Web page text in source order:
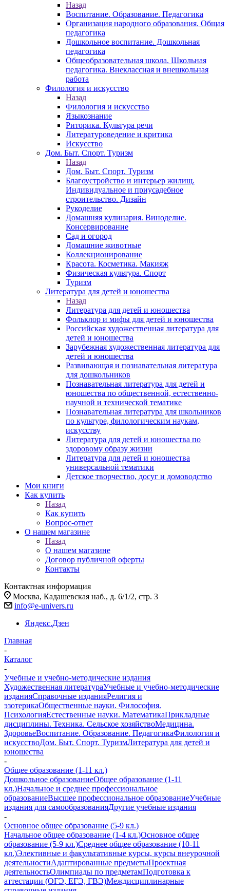
Назад
Воспитание. Образование. Педагогика
Организация народного образования. Общая
педагогика
Дошкольное воспитание. Дошкольная
педагогика
Общеобразовательная школа. Школьная
педагогика. Внеклассная и внешкольная
работа
Филология и искусство
Назад
Филология и искусство
Языкознание
Риторика. Культура речи
Литературоведение и критика
Искусство
Дом. Быт. Спорт. Туризм
Назад
Дом. Быт. Спорт. Туризм
Благоустройство и интерьер жилищ.
Индивидуальное и приусадебное
строительство. Дизайн
Рукоделие
Домашняя кулинария. Виноделие.
Консервирование
Сад и огород
Домашние животные
Коллекционирование
Красота. Косметика. Макияж
Физическая культура. Спорт
Туризм
Литература для детей и юношества
Назад
Литература для детей и юношества
Фольклор и мифы для детей и юношества
Российская художественная литература для
детей и юношества
Зарубежная художественная литература для
детей и юношества
Развивающая и познавательная литература
для дошкольников
Познавательная литература для детей и
юношества по общественной, естественно-
научной и технической тематике
Познавательная литература для школьников
по культуре, филологическим наукам,
искусству
Литература для детей и юношества по
здоровому образу жизни
Литература для детей и юношества
универсальной тематики
Детское творчество, досуг и домоводство
Мои книги
Как купить
Назад
Как купить
Вопрос-ответ
О нашем магазине
Назад
О нашем магазине
Договор публичной оферты
Контакты
Контактная информация
Москва, Кадашевская наб., д. 6/1/2, стр. 3
info@e-univers.ru
Яндекс.Дзен
Главная
-
Каталог
-
Учебные и учебно-методические издания
Художественная литератураУчебные и учебно-методические
изданияСправочные изданияРелигия и
эзотерикаОбщественные науки. Философия.
ПсихологияЕстественные науки. МатематикаПрикладные
дисциплины. Техника. Сельское хозяйствоМедицина.
ЗдоровьеВоспитание. Образование. ПедагогикаФилология и
искусствоДом. Быт. Спорт. ТуризмЛитература для детей и
юношества
-
Общее образование (1-11 кл.)
Дошкольное образованиеОбщее образование (1-11
кл.)Начальное и среднее профессиональное
образованиеВысшее профессиональное образованиеУчебные
издания для самообразованияДругие учебные издания
-
Основное общее образование (5-9 кл.)
Начальное общее образование (1-4 кл.)Основное общее
образование (5-9 кл.)Среднее общее образование (10-11
кл.)Элективные и факультативные курсы, курсы внеурочной
деятельностиАдаптированные предметыПроектная
деятельностьОлимпиады по предметамПодготовка к
аттестации (ОГЭ, ЕГЭ, ГВЭ)Междисциплинарные